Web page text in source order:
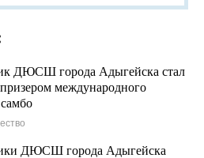
ДЮСШ города Адыгейска стал
международного
ДЮСШ города Адыгейска